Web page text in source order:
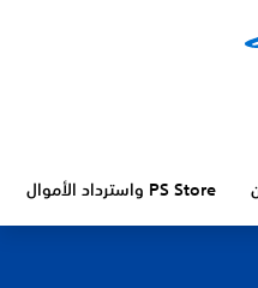
PS Store واسترداد الأموال